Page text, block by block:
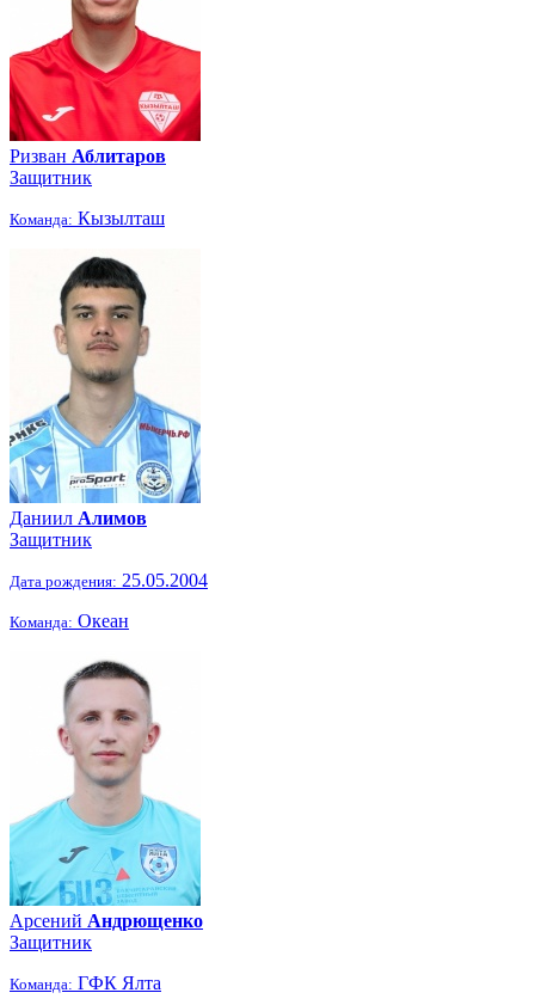
Ризван Аблитаров
Защитник
Команда: Кызылташ
Даниил Алимов
Защитник
Дата рождения: 25.05.2004
Команда: Океан
Арсений Андрющенко
Защитник
Команда: ГФК Ялта